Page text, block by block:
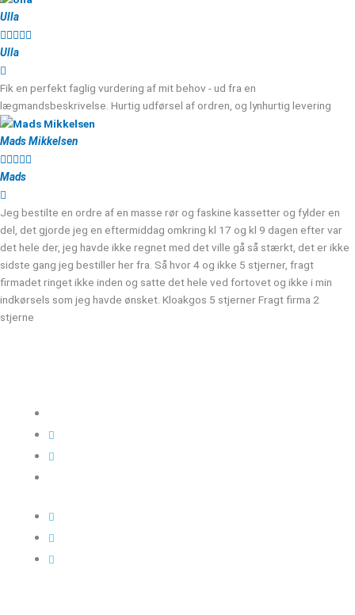
Ulla

Ulla
Fik en perfekt faglig vurdering af mit behov - ud fra en
lægmandsbeskrivelse. Hurtig udførsel af ordren, og lynhurtig levering
Mads Mikkelsen

Mads
Jeg bestilte en ordre af en masse rør og faskine kassetter og fylder en
del, det gjorde jeg en eftermiddag omkring kl 17 og kl 9 dagen efter var
det hele der, jeg havde ikke regnet med det ville gå så stærkt, det er ikke
sidste gang jeg bestiller her fra. Så hvor 4 og ikke 5 stjerner, fragt
firmadet ringet ikke inden og satte det hele ved fortovet og ikke i min
indkørsels som jeg havde ønsket. Kloakgos 5 stjerner Fragt firma 2
stjerne